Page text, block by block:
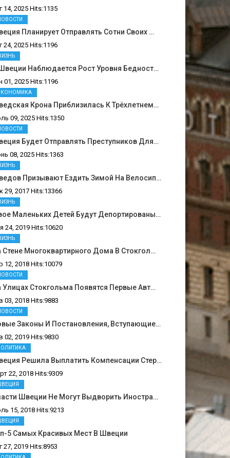
14, 2025 Hits:1135
Планирует Отправлять Сотни Своих …
24, 2025 Hits:1196
Наблюдается Рост Уровня Бедност…
01, 2025 Hits:1196
Крона Приблизилась К Трёхлетнем…
09, 2025 Hits:1350
Будет Отправлять Преступников Для…
08, 2025 Hits:1363
Призывают Ездить Зимой На Велосип…
29, 2017 Hits:13366
Маленьких Детей Будут Депортированы…
24, 2019 Hits:10620
Стене Многоквартирного Дома В Стокгол…
12, 2018 Hits:10079
Улицах Стокгольма Появятся Первые Авт…
03, 2018 Hits:9883
Законы И Постановления, Вступающие…
02, 2019 Hits:9830
Решила Выплатить Компенсации Стер…
22, 2018 Hits:9309
Швеции Не Могут Выдворить Иностра…
15, 2018 Hits:9213
ШВЕЦИЯ
5 Самых Красивых Мест В Швеции
27, 2019 Hits:8953
ШВЕЦИЯ